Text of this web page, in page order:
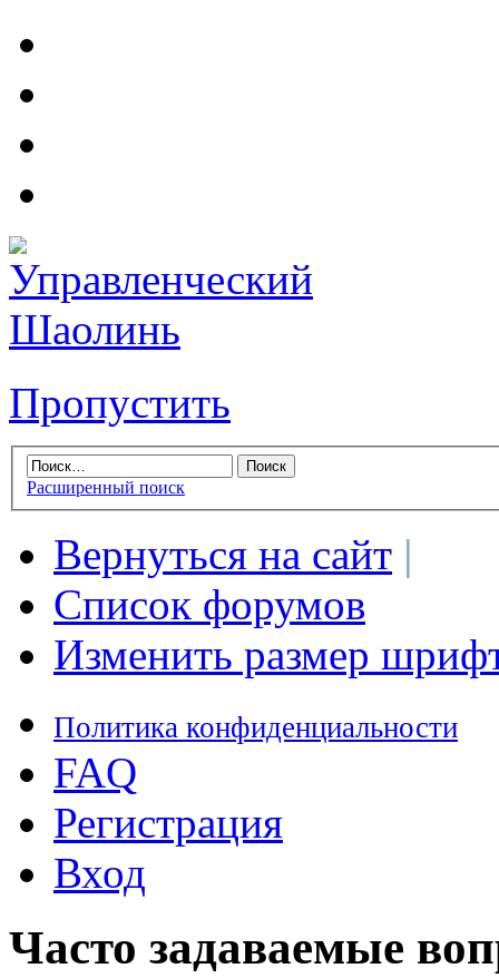
Пропустить
Расширенный поиск
Вернуться на сайт |
Список форумов
Изменить размер
Политика конфиденциальности
FAQ
Регистрация
Вход
Часто задаваемые